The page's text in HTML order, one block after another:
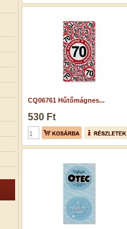
CQ06761 Hűtőmágnes...
530 Ft